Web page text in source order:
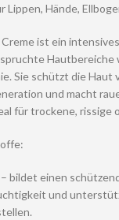
Lippen, Hände,
Creme ist ein
Hautbereiche
Sie schützt die Haut
und macht
für trockene, rissige
bildet einen
und